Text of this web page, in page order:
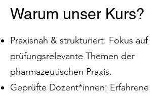
Warum unser Kurs?
Praxisnah & strukturiert: Fokus auf
prüfungsrelevante Themen der
pharmazeutischen Praxis.
Geprüfte Dozent*innen: Erfahrene